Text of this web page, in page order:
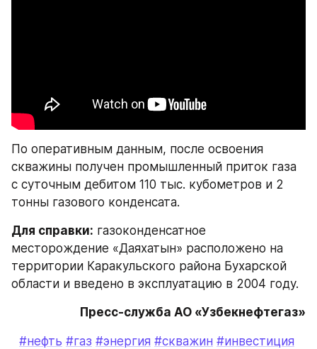
По оперативным данным, после освоения
скважины получен промышленный приток газа
с суточным дебитом 110 тыс. кубометров и 2
тонны газового конденсата.
Для справки: газоконденсатное
месторождение «Даяхатын» расположено на
территории Каракульского района Бухарской
области и введено в эксплуатацию в 2004 году.
Пресс-служба АО «Узбекнефтегаз»
#нефть #газ #энергия #скважин #инвестиция